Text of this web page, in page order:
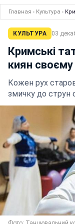
Главная › Культура ›
КУЛЬТУРА 03
Кримські
киян
Кожен рух
змичку до струн